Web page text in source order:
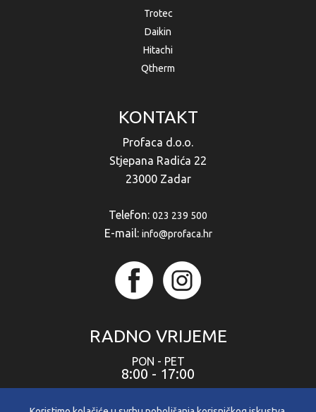
Trotec
Daikin
Hitachi
Qtherm
KONTAKT
Profaca d.o.o.
Stjepana Radića 22
23000 Zadar
Telefon: 023 239 500
E-mail: info@profaca.hr
RADNO VRIJEME
PON - PET
8:00 - 17:00